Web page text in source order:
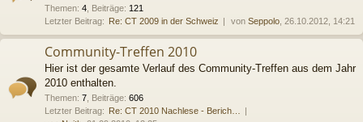
Themen: 4 Beiträge: 121
Letzter Beitrag: Re: CT 2009 in der Schweiz von Seppolo , 26.10.2012, 14:21
Community-Treffen 2010
Hier ist der gesamte Verlauf des Community-Treffen aus dem Jahr
2010 enthalten.
Themen: 7 Beiträge: 606
Letzter Beitrag: Re: CT 2010 Nachlese - Berich…